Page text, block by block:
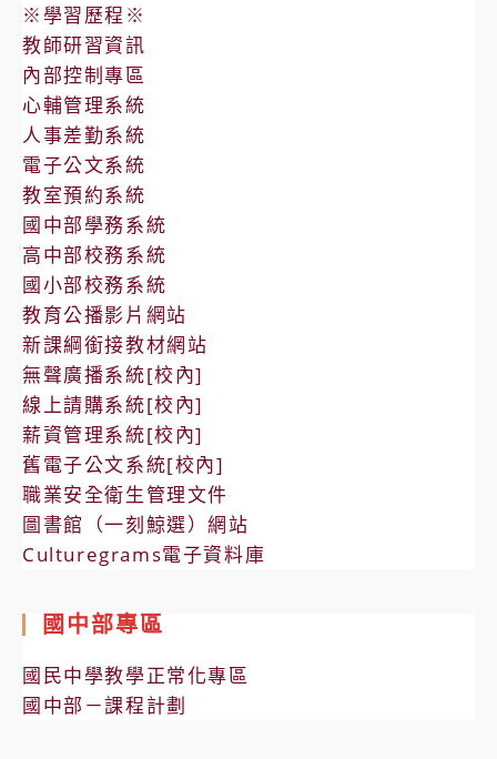
※學習歷程※
教師研習資訊
內部控制專區
心輔管理系統
人事差勤系統
電子公文系統
教室預約系統
國中部學務系統
高中部校務系統
國小部校務系統
教育公播影片網站
新課綱銜接教材網站
無聲廣播系統[校內]
線上請購系統[校內]
薪資管理系統[校內]
舊電子公文系統[校內]
職業安全衛生管理文件
圖書館（一刻鯨選）網站
Culturegrams電子資料庫
國中部專區
國民中學教學正常化專區
國中部－課程計劃